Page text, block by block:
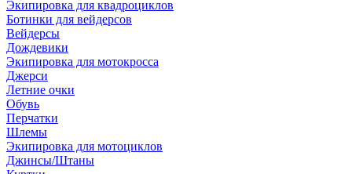
Экипировка для квадроциклов
Ботинки для вейдерсов
Вейдерсы
Дождевики
Экипировка для мотокросса
Джерси
Летние очки
Обувь
Перчатки
Шлемы
Экипировка для мотоциклов
Джинсы/Штаны